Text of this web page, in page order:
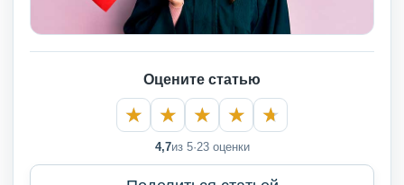
Оцените статью
4,7из 5·23 оценки